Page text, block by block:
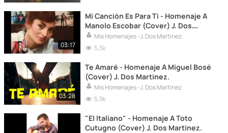
03:17
Mi Canción Es Para Ti - Homenaje A
Manolo Escobar (Cover) J. Dos
Martínez.
Mis Homenajes -J. Dos Martínez
5,3k
03:28
Te Amaré - Homenaje A Miguel Bosé
(Cover) J. Dos Martínez.
Mis Homenajes -J. Dos Martínez
5,9k
"El Italiano" - Homenaje A Toto
Cutugno (Cover) J. Dos Martínez.